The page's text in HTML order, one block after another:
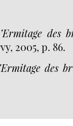
des
2005, p. 86.
des